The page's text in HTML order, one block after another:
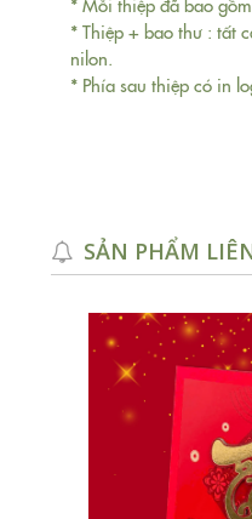
* Thiệp + bao thư : tất
nilon.
* Phía sau thiệp có in
SẢN PHẨM